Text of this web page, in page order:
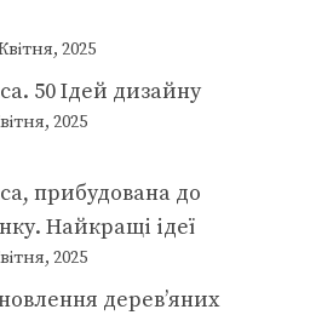
2025
50 Ідей дизайну
2025
прибудована до
Найкращі ідеї
2025
дерев’яних